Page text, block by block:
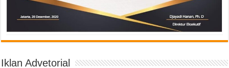
Iklan Advetorial